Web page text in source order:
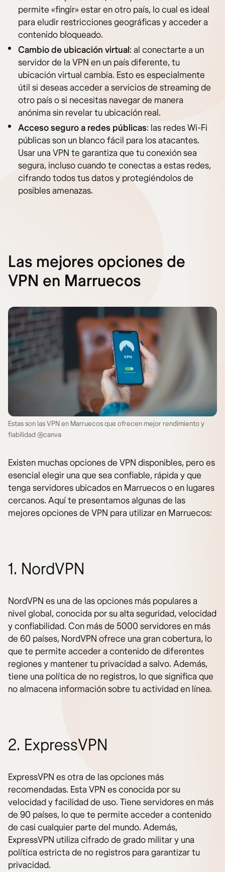
permite «fingir» estar en otro país, lo cual es ideal
para eludir restricciones geográficas y acceder a
contenido bloqueado.
Cambio de ubicación virtual: al conectarte a un
servidor de la VPN en un país diferente, tu
ubicación virtual cambia. Esto es especialmente
útil si deseas acceder a servicios de streaming de
otro país o si necesitas navegar de manera
anónima sin revelar tu ubicación real.
Acceso seguro a redes públicas: las redes Wi-Fi
públicas son un blanco fácil para los atacantes.
Usar una VPN te garantiza que tu conexión sea
segura, incluso cuando te conectas a estas redes,
cifrando todos tus datos y protegiéndolos de
posibles amenazas.
Las mejores opciones de
VPN en Marruecos
Estas son las VPN en Marruecos que ofrecen mejor rendimiento y
fiabilidad @canva
Existen muchas opciones de VPN disponibles, pero es
esencial elegir una que sea confiable, rápida y que
tenga servidores ubicados en Marruecos o en lugares
cercanos. Aquí te presentamos algunas de las
mejores opciones de VPN para utilizar en Marruecos:
1. NordVPN
NordVPN es una de las opciones más populares a
nivel global, conocida por su alta seguridad, velocidad
y confiabilidad. Con más de 5000 servidores en más
de 60 países, NordVPN ofrece una gran cobertura, lo
que te permite acceder a contenido de diferentes
regiones y mantener tu privacidad a salvo. Además,
tiene una política de no registros, lo que significa que
no almacena información sobre tu actividad en línea.
2. ExpressVPN
ExpressVPN es otra de las opciones más
recomendadas. Esta VPN es conocida por su
velocidad y facilidad de uso. Tiene servidores en más
de 90 países, lo que te permite acceder a contenido
de casi cualquier parte del mundo. Además,
ExpressVPN utiliza cifrado de grado militar y una
política estricta de no registros para garantizar tu
privacidad.